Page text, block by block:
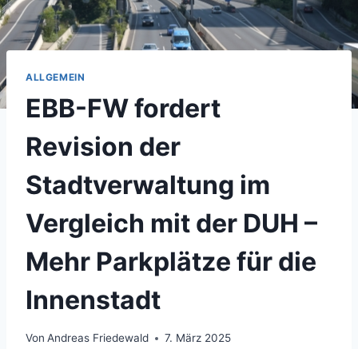
ALLGEMEIN
EBB-FW fordert
Revision der
Stadtverwaltung im
Vergleich mit der DUH –
Mehr Parkplätze für die
Innenstadt
Von Andreas Friedewald 7. März 2025